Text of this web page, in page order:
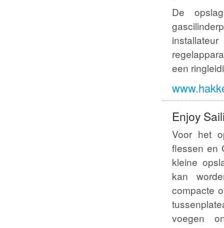
De
een
Enjoy
Voor het
flessen en
kleine
kan
compacte
voegen